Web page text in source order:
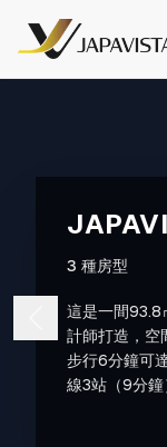
3 種房型
這是一間93.8
計師打造，空
步行6分鐘可
線3站（9分鐘
前往羽田機